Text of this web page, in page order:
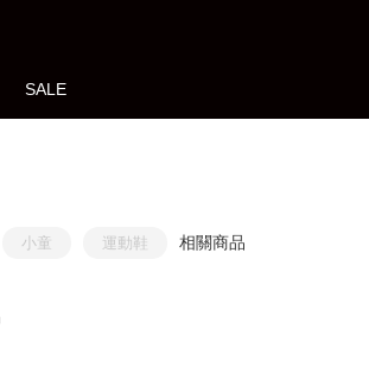
SALE
小童 運動鞋 相關商品